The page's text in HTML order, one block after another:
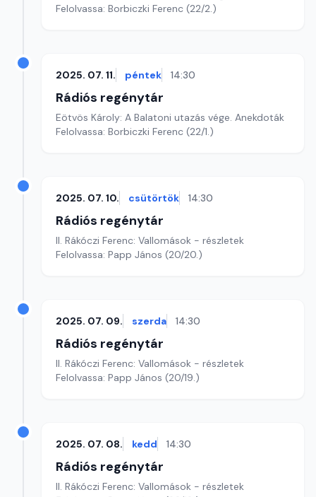
Felolvassa: Borbiczki Ferenc (22/2.)
2025. 07. 11. péntek 14:30
Rádiós regénytár
Eötvös Károly: A Balatoni utazás vége. Anekdoták
Felolvassa: Borbiczki Ferenc (22/1.)
2025. 07. 10. csütörtök 14:30
Rádiós regénytár
II. Rákóczi Ferenc: Vallomások - részletek
Felolvassa: Papp János (20/20.)
2025. 07. 09. szerda 14:30
Rádiós regénytár
II. Rákóczi Ferenc: Vallomások - részletek
Felolvassa: Papp János (20/19.)
2025. 07. 08. kedd 14:30
Rádiós regénytár
II. Rákóczi Ferenc: Vallomások - részletek